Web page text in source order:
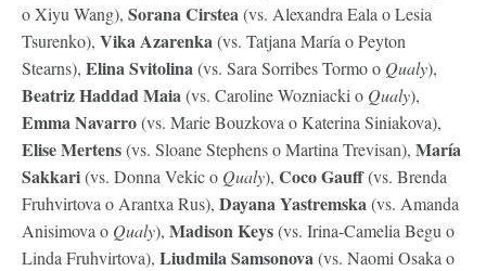
o Xiyu Wang), Sorana Cirstea(vs. Alexandra Eala o Lesia
Tsurenko), Vika Azarenka(vs. Tatjana María o Peyton
Stearns), Elina Svitolina(vs. Sara Sorribes Tormo o Qualy),
Beatriz Haddad Maia(vs. Caroline Wozniacki o Qualy),
Emma Navarro(vs. Marie Bouzkova o Katerina Siniakova),
Elise Mertens(vs. Sloane Stephens o Martina Trevisan), María
Sakkari(vs. Donna Vekic o Qualy), Coco Gauff(vs. Brenda
Fruhvirtova o Arantxa Rus), Dayana Yastremska(vs. Amanda
Anisimova o Qualy), Madison Keys(vs. Irina-Camelia Begu o
Linda Fruhvirtova), Liudmila Samsonova(vs. Naomi Osaka o